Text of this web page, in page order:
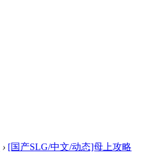
› [国产SLG/中文/动态]母上攻略